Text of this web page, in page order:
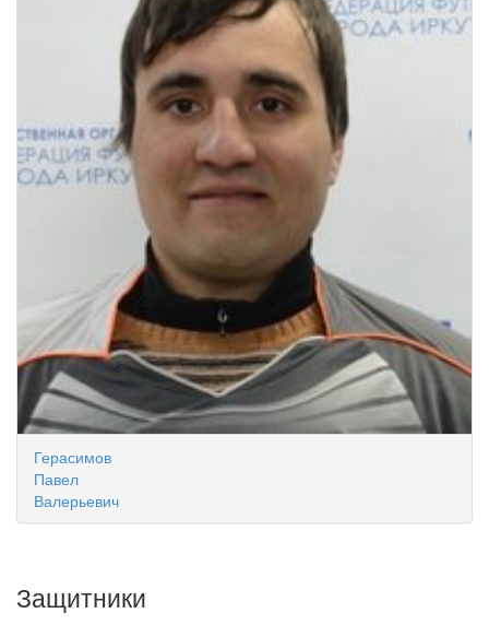
Герасимов
Павел
Валерьевич
Защитники